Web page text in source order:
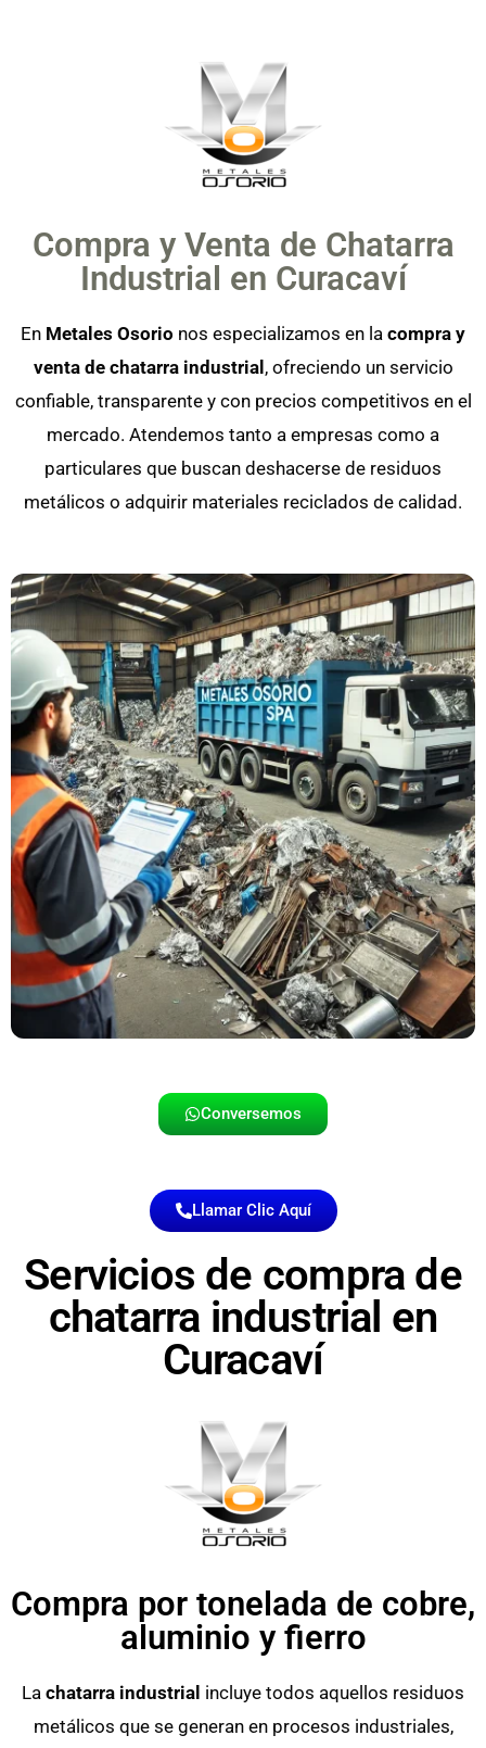
Compra y Venta de Chatarra
Industrial en Curacaví
En Metales Osorio nos especializamos en la compra y
venta de chatarra industrial , ofreciendo un servicio
confiable, transparente y con precios competitivos en el
mercado. Atendemos tanto a empresas como a
particulares que buscan deshacerse de residuos
metálicos o adquirir materiales reciclados de calidad.
Conversemos
Llamar Clic Aquí
Servicios de compra de
chatarra industrial en
Curacaví
Compra por tonelada de cobre,
aluminio y fierro
La chatarra industrial incluye todos aquellos residuos
metálicos que se generan en procesos industriales,